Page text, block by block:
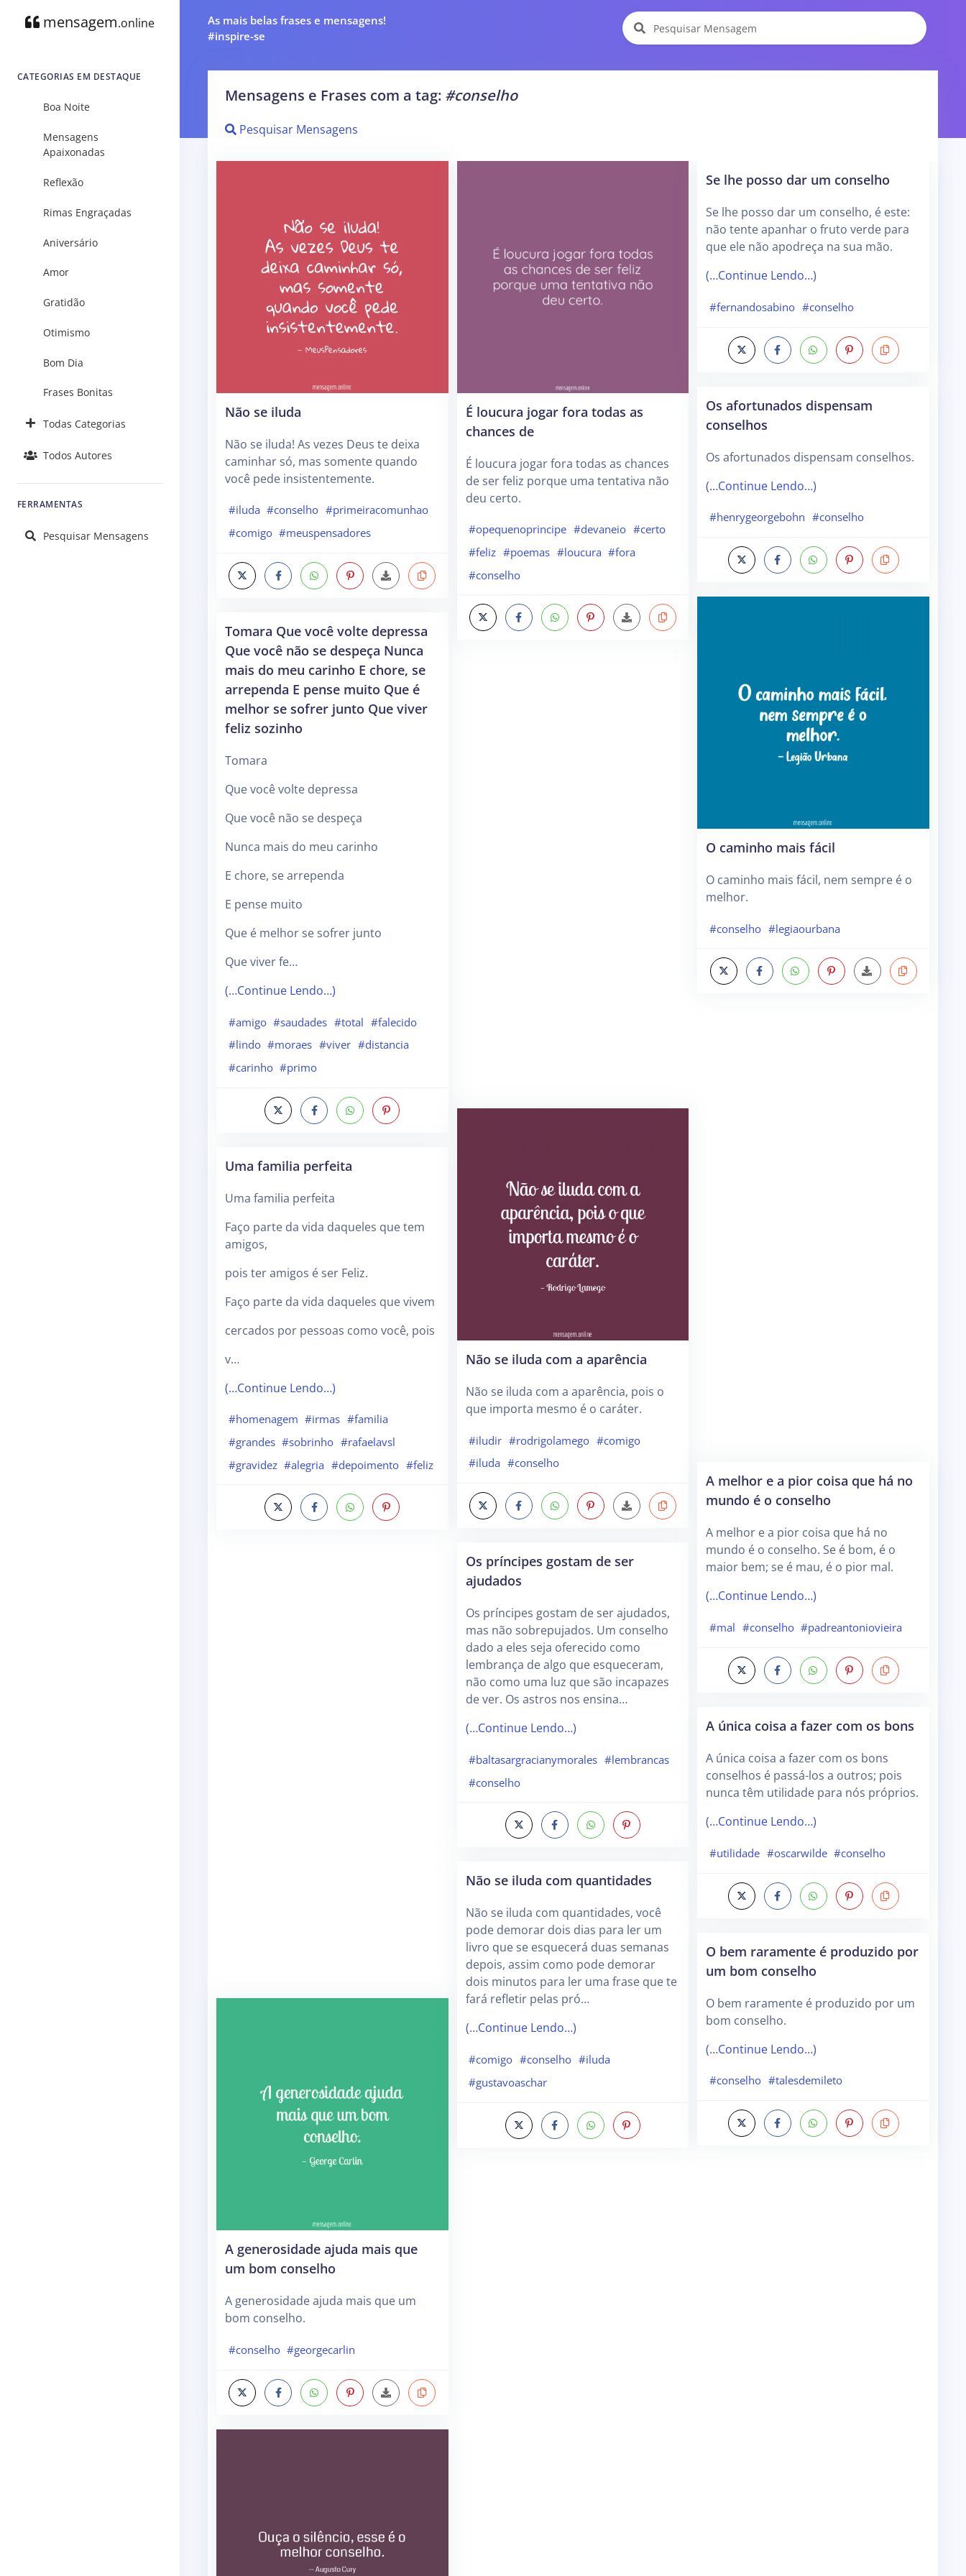
mensagem.online
CATEGORIAS EM DESTAQUE
Boa Noite
Mensagens
Apaixonadas
Reflexão
Rimas Engraçadas
Aniversário
Amor
Gratidão
Otimismo
Bom Dia
Frases Bonitas
Todas Categorias
Todos Autores
FERRAMENTAS
Pesquisar Mensagens
As mais belas frases e mensagens!
#inspire-se
Mensagens e Frases com a tag: #conselho
Pesquisar Mensagens
Não se iluda
Não se iluda! As vezes Deus te deixa
caminhar só, mas somente quando
você pede insistentemente.
#iluda #conselho #primeiracomunhao
#comigo #meuspensadores
Tomara Que você volte depressa
Que você não se despeça Nunca
mais do meu carinho E chore, se
arrependa E pense muito Que é
melhor se sofrer junto Que viver
feliz sozinho
Tomara
Que você volte depressa
Que você não se despeça
Nunca mais do meu carinho
E chore, se arrependa
E pense muito
Que é melhor se sofrer junto
Que viver fe…
(…Continue Lendo…)
#amigo #saudades #total #falecido
#lindo #moraes #viver #distancia
#carinho #primo
Uma familia perfeita
Uma familia perfeita
Faço parte da vida daqueles que tem
amigos,
pois ter amigos é ser Feliz.
Faço parte da vida daqueles que vivem
cercados por pessoas como você, pois
v…
(…Continue Lendo…)
#homenagem #irmas #familia
#grandes #sobrinho #rafaelavsl
#gravidez #alegria #depoimento #feliz
A generosidade ajuda mais que
um bom conselho
A generosidade ajuda mais que um
bom conselho.
#conselho #georgecarlin
É loucura jogar fora todas as
chances de
É loucura jogar fora todas as chances
de ser feliz porque uma tentativa não
deu certo.
#opequenoprincipe #devaneio #certo
#feliz #poemas #loucura #fora
#conselho
Não se iluda com a aparência
Não se iluda com a aparência, pois o
que importa mesmo é o caráter.
#iludir #rodrigolamego #comigo
#iluda #conselho
Os príncipes gostam de ser
ajudados
Os príncipes gostam de ser ajudados,
mas não sobrepujados. Um conselho
dado a eles seja oferecido como
lembrança de algo que esqueceram,
não como uma luz que são incapazes
de ver. Os astros nos ensina…
(…Continue Lendo…)
#baltasargracianymorales #lembrancas
#conselho
Não se iluda com quantidades
Não se iluda com quantidades, você
pode demorar dois dias para ler um
livro que se esquecerá duas semanas
depois, assim como pode demorar
dois minutos para ler uma frase que te
fará refletir pelas pró…
(…Continue Lendo…)
#comigo #conselho #iluda
#gustavoaschar
Se lhe posso dar um conselho
Se lhe posso dar um conselho, é este:
não tente apanhar o fruto verde para
que ele não apodreça na sua mão.
(…Continue Lendo…)
#fernandosabino #conselho
Os afortunados dispensam
conselhos
Os afortunados dispensam conselhos.
(…Continue Lendo…)
#henrygeorgebohn #conselho
O caminho mais fácil
O caminho mais fácil, nem sempre é o
melhor.
#conselho #legiaourbana
A melhor e a pior coisa que há no
mundo é o conselho
A melhor e a pior coisa que há no
mundo é o conselho. Se é bom, é o
maior bem; se é mau, é o pior mal.
(…Continue Lendo…)
#mal #conselho #padreantoniovieira
A única coisa a fazer com os bons
A única coisa a fazer com os bons
conselhos é passá-los a outros; pois
nunca têm utilidade para nós próprios.
(…Continue Lendo…)
#utilidade #oscarwilde #conselho
O bem raramente é produzido por
um bom conselho
O bem raramente é produzido por um
bom conselho.
(…Continue Lendo…)
#conselho #talesdemileto